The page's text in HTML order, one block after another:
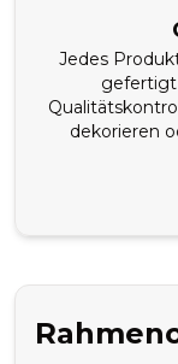
Jedes
gefertigt
dekorieren